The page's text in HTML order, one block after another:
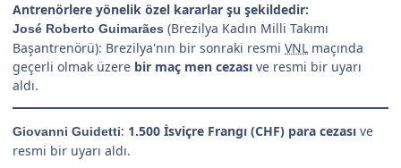
Antrenörlere yönelik özel kararlar şu şekildedir:
José Roberto Guimarães (Brezilya Kadın Milli Takımı
Başantrenörü): Brezilya'nın bir sonraki resmi VNL maçında
geçerli olmak üzere bir maç men cezası ve resmi bir uyarı
aldı.
Giovanni Guidetti: 1.500 İsviçre Frangı (CHF) para cezası ve
resmi bir uyarı aldı.